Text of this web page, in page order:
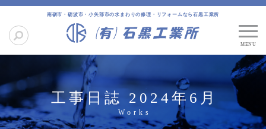
南砺市・砺波市・小矢部市の水まわりの修理・リフォームなら石黒工業所
工事日誌 2024年6月